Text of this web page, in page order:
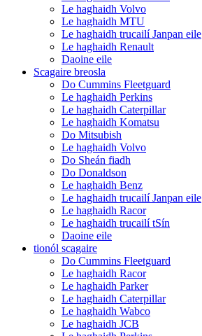
Le haghaidh Volvo
Le haghaidh MTU
Le haghaidh trucailí Janpan eile
Le haghaidh Renault
Daoine eile
Scagaire breosla
Do Cummins Fleetguard
Le haghaidh Perkins
Le haghaidh Caterpillar
Le haghaidh Komatsu
Do Mitsubish
Le haghaidh Volvo
Do Sheán fiadh
Do Donaldson
Le haghaidh Benz
Le haghaidh trucailí Janpan eile
Le haghaidh Racor
Le haghaidh trucailí tSín
Daoine eile
tionól scagaire
Do Cummins Fleetguard
Le haghaidh Racor
Le haghaidh Parker
Le haghaidh Caterpillar
Le haghaidh Wabco
Le haghaidh JCB